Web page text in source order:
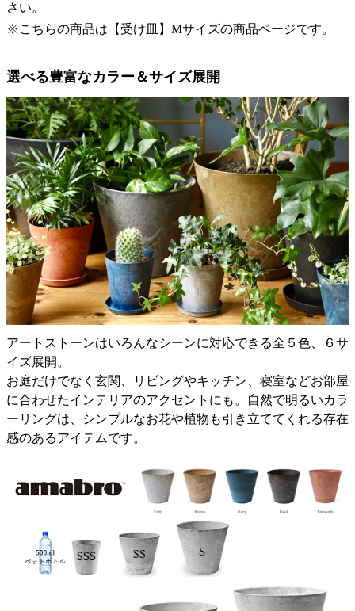
さい。
※こちらの商品は【受け皿】Mサイズの商品ページです。
選べる豊富なカラー＆サイズ展開
アートストーンはいろんなシーンに対応できる全５色、６サ
イズ展開。
お庭だけでなく玄関、リビングやキッチン、寝室などお部屋
に合わせたインテリアのアクセントにも。自然で明るいカラ
ーリングは、シンプルなお花や植物も引き立ててくれる存在
感のあるアイテムです。